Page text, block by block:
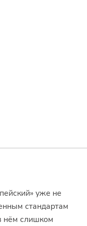
уже не
стандартам
нём слишком